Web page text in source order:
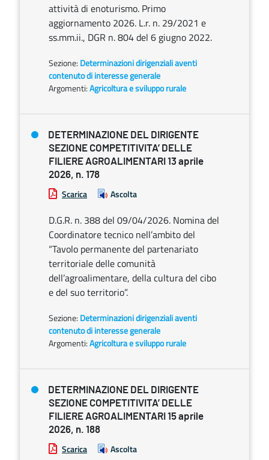
attività di enoturismo. Primo
aggiornamento 2026. L.r. n. 29/2021 e
ss.mm.ii., DGR n. 804 del 6 giugno 2022.
Sezione: Determinazioni dirigenziali aventi
contenuto di interesse generale
Argomenti:Agricoltura e sviluppo rurale
DETERMINAZIONE DEL DIRIGENTE
SEZIONE COMPETITIVITA’ DELLE
FILIERE AGROALIMENTARI 13 aprile
2026, n. 178
Scarica Ascolta
D.G.R. n. 388 del 09/04/2026. Nomina del
Coordinatore tecnico nell’ambito del
“Tavolo permanente del partenariato
territoriale delle comunità
dell’agroalimentare, della cultura del cibo
e del suo territorio”.
Sezione: Determinazioni dirigenziali aventi
contenuto di interesse generale
Argomenti:Agricoltura e sviluppo rurale
DETERMINAZIONE DEL DIRIGENTE
SEZIONE COMPETITIVITA’ DELLE
FILIERE AGROALIMENTARI 15 aprile
2026, n. 188
Scarica Ascolta